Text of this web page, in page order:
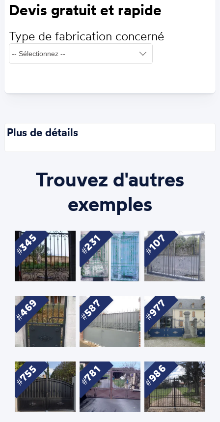
Devis gratuit et rapide
Type de fabrication concerné
Plus de détails
Trouvez d'autres
exemples
345 231 107
469 587 977
755 781 986